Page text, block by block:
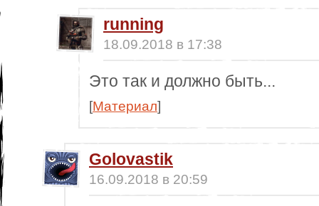
running
18.09.2018 в 17:38
Это так и должно быть...
[Материал]
Golovastik
16.09.2018 в 20:59